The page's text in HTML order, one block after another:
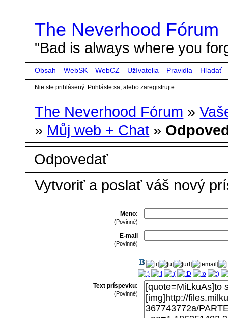
The Neverhood Fórum
"Bad is always where you
Obsah WebSK WebCZ Užívatelia Pravidla Hľadať
Nie ste prihlásený. Prihláste sa, alebo zaregistrujte.
The Neverhood Fórum »
» Můj web + Chat »
Odpovedať
Vytvoriť a poslať váš nový
Meno:
(Povinné)
E-mail
(Povinné)
Text príspevku:
(Povinné)